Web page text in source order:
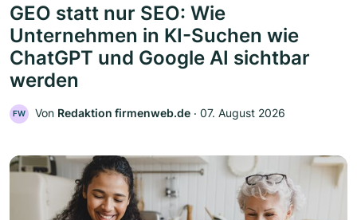
GEO statt nur SEO: Wie
Unternehmen in KI-Suchen wie
ChatGPT und Google AI sichtbar
werden
FW Von Redaktion firmenweb.de ‧ 07. August 2026